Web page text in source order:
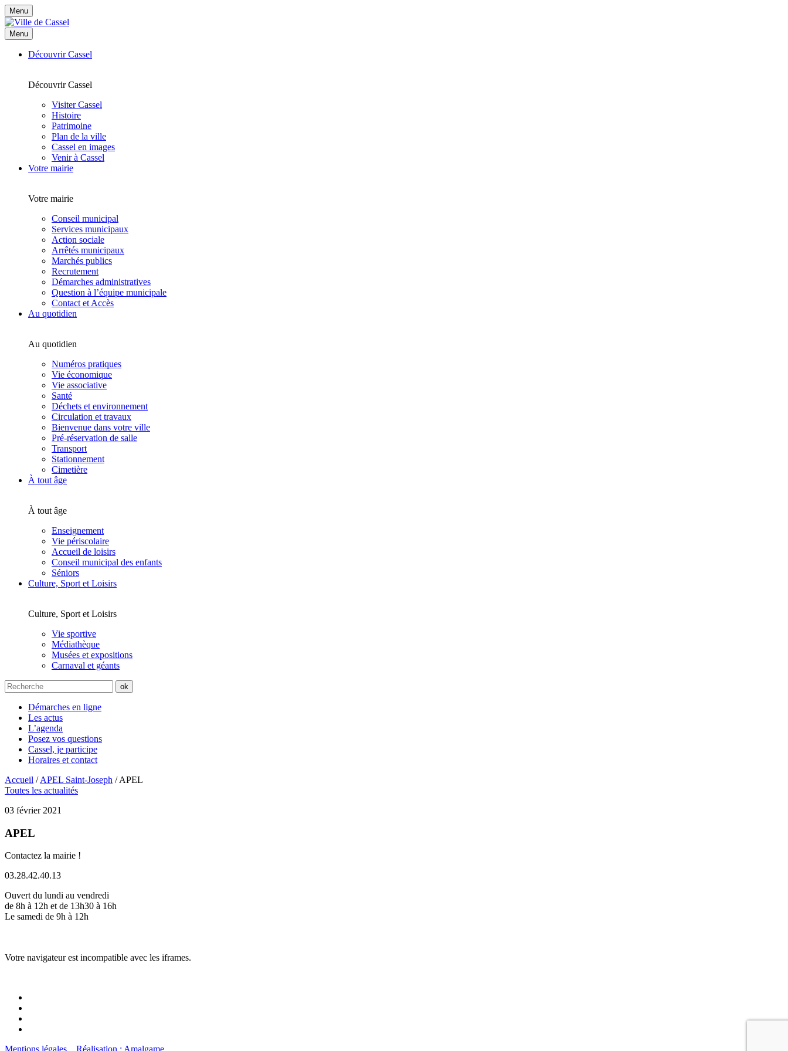
Menu
Menu
Découvrir Cassel
Découvrir Cassel
Visiter Cassel
Histoire
Patrimoine
Plan de la ville
Cassel en images
Venir à Cassel
Votre mairie
Votre mairie
Conseil municipal
Services municipaux
Action sociale
Arrêtés municipaux
Marchés publics
Recrutement
Démarches administratives
Question à l’équipe municipale
Contact et Accès
Au quotidien
Au quotidien
Numéros pratiques
Vie économique
Vie associative
Santé
Déchets et environnement
Circulation et travaux
Bienvenue dans votre ville
Pré-réservation de salle
Transport
Stationnement
Cimetière
À tout âge
À tout âge
Enseignement
Vie périscolaire
Accueil de loisirs
Conseil municipal des enfants
Séniors
Culture, Sport et Loisirs
Culture, Sport et Loisirs
Vie sportive
Médiathèque
Musées et expositions
Carnaval et géants
Démarches en ligne
Les actus
L’agenda
Posez vos questions
Cassel, je participe
Horaires et contact
Accueil /APEL Saint-Joseph /APEL
Toutes les actualités
03 février 2021
APEL
Contactez la mairie !
03.28.42.40.13
Ouvert du lundi au vendredi
de 8h à 12h et de 13h30 à 16h
Le samedi de 9h à 12h
Votre navigateur est incompatible avec les iframes.